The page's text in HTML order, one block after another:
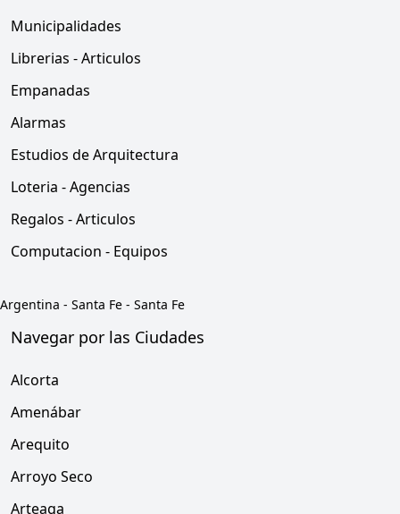
Municipalidades
Librerias - Articulos
Empanadas
Alarmas
Estudios de Arquitectura
Loteria - Agencias
Regalos - Articulos
Computacion - Equipos
Argentina - Santa Fe - Santa Fe
Navegar por las Ciudades
Alcorta
Amenábar
Arequito
Arroyo Seco
Arteaga